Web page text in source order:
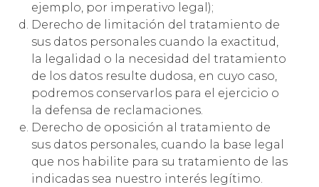
ejemplo, por imperativo legal);
Derecho de limitación del tratamiento de
sus datos personales cuando la exactitud,
la legalidad o la necesidad del tratamiento
de los datos resulte dudosa, en cuyo caso,
podremos conservarlos para el ejercicio o
la defensa de reclamaciones.
Derecho de oposición al tratamiento de
sus datos personales, cuando la base legal
que nos habilite para su tratamiento de las
indicadas sea nuestro interés legítimo.